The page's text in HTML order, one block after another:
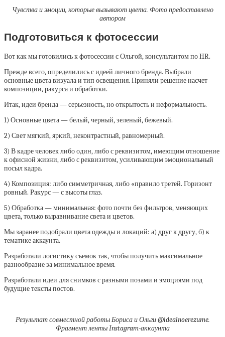
Чувства и эмоции, которые вызывают цвета. Фото предоставлено
автором
Подготовиться к фотосессии
Вот как мы готовились к фотосессии с Ольгой, консультантом по HR.
Прежде всего, определились с идеей личного бренда. Выбрали
основные цвета визуала и тип освещения. Приняли решение насчет
композиции, ракурса и обработки.
Итак, идеи бренда — серьезность, но открытость и неформальность.
1) Основные цвета — белый, черный, зеленый, бежевый.
2) Свет мягкий, яркий, неконтрастный, равномерный.
3) В кадре человек либо один, либо с реквизитом, имеющим отношение
к офисной жизни, либо с реквизитом, усиливающим эмоциональный
посыл кадра.
4) Композиция: либо симметричная, либо «правило третей. Горизонт
ровный. Ракурс — с высоты глаз.
5) Обработка — минимальная: фото почти без фильтров, меняющих
цвета, только выравнивание света и цветов.
Мы заранее подобрали цвета одежды и локаций: а) друг к другу, б) к
тематике аккаунта.
Разработали логистику съемок так, чтобы получить максимальное
разнообразие за минимальное время.
Разработали идеи для снимков с разными позами и эмоциями под
будущие тексты постов.
Результат совместной работы Бориса и Ольги @idealnoerezume.
Фрагмент ленты Instagram-аккаунта